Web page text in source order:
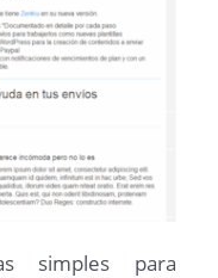
simples para